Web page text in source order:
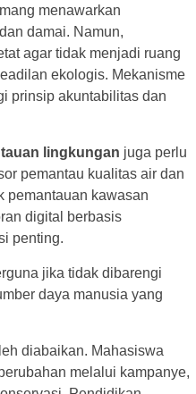
menawarkan
damai. Namun,
agar tidak menjadi ruang
ekologis. Mekanisme
prinsip akuntabilitas dan
lingkungan juga perlu
pemantau kualitas air dan
pemantauan kawasan
digital berbasis
penting.
jika tidak dibarengi
daya manusia yang
diabaikan. Mahasiswa
melalui kampanye,